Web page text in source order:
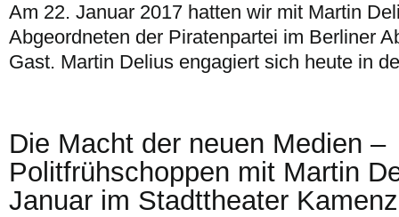
Am 22. Januar 2017 hatten wir mit Martin
Abgeordneten der Piratenpartei im Berliner
Gast. Martin Delius engagiert sich heute in
Die Macht der neuen Medien –
Politfrühschoppen mit Martin
Januar im Stadttheater